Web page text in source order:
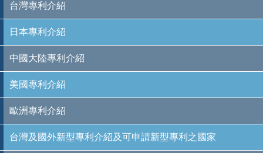
台灣專利介紹
日本專利介紹
中國大陸專利介紹
美國專利介紹
歐洲專利介紹
台灣及國外新型專利介紹及可申請新型專利之國家